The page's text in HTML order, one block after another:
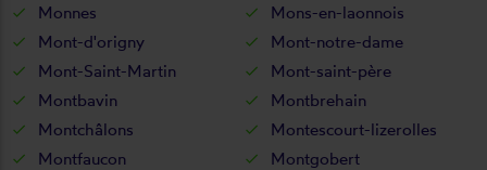
Monnes
Mons-en-laonnois
Mont-d'origny
Mont-notre-dame
Mont-Saint-Martin
Mont-saint-père
Montbavin
Montbrehain
Montchâlons
Montescourt-lizerolles
Montfaucon
Montgobert